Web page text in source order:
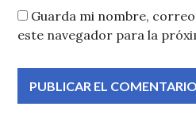
Guarda mi nombre,
este navegador para la